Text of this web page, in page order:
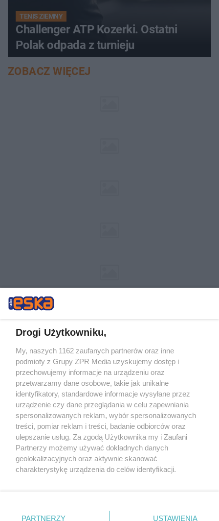
TENIS ZIEMNY
Challenger ATP Kozerki. Ostatni
Polak odpada z turnieju
ZOBACZ WIĘCEJ
Żaden utwór zamieszczony w serwisie nie może być powielany i
rozpowszechniany lub dalej rozpowszechniany w jakikolwiek sposób (w
tym także elektroniczny lub mechaniczny) na jakimkolwiek polu
eksploatacji w jakiejkolwiek formie, włącznie z umieszczaniem w
Internecie bez pisemnej zgody właściciela praw. Jakiekolwiek użycie lub
wykorzystanie utworów w całości lub w części z naruszeniem prawa,
tzn. bez właściwej zgody, jest zabronione pod groźbą kary i może być
ścigane prawnie.
Drogi Użytkowniku,
My, naszych 1162 zaufanych partnerów oraz inne
podmioty z Grupy ZPR Media uzyskujemy dostęp i
przechowujemy informacje na urządzeniu oraz
przetwarzamy dane osobowe, takie jak unikalne
identyfikatory, standardowe informacje wysyłane przez
urządzenie czy dane przeglądania w celu zapewniania
spersonalizowanych reklam, wybór spersonalizowanych
treści, pomiar reklam i treści, badanie odbiorców oraz
ulepszanie usług. Za zgodą Użytkownika my i Zaufani
Partnerzy możemy używać dokładnych danych
geolokalizacyjnych oraz aktywnie skanować
charakterystykę urządzenia do celów identyfikacji.
zmienić/wycofać klikając przycisk ustawień prywatności
PARTNERZY USTAWIENIA